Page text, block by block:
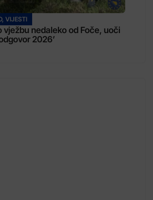
, VIJESTI
vježbu nedaleko od Foče, uoči
2026’